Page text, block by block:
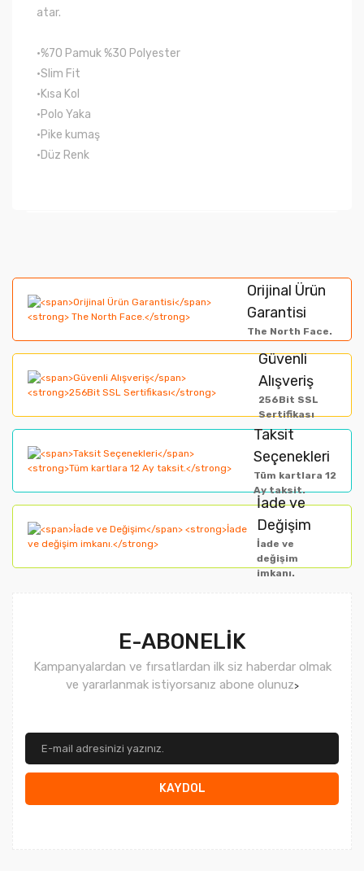
atar.
•%70 Pamuk %30 Polyester
•Slim Fit
•Kısa Kol
•Polo Yaka
•Pike kumaş
•Düz Renk
Yorum Yaz
formunu kullanarak tarafımıza iletebilirsiniz.
Görüş ve önerileriniz için teşekkür ederiz.
Ürün resmi kalitesiz, bozuk veya görüntülenemiyor.
Ürün açıklamasında eksik bilgiler bulunuyor.
Bu ürüne benzer farklı alternatifler olmalı.
Orijinal Ürün
Garantisi
The North Face.
Güvenli
Alışveriş
256Bit SSL
Sertifikası
Taksit
Seçenekleri
Tüm kartlara 12
Ay taksit.
İade ve
Değişim
İade ve
değişim
imkanı.
E-ABONELİK
Kampanyalardan ve fırsatlardan ilk siz haberdar olmak
ve yararlanmak istiyorsanız abone olunuz>
KAYDOL